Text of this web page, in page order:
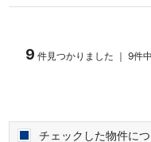
9 件見つかりました ｜ 9件
チェックした物件に